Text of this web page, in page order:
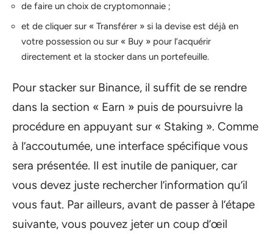
de faire un choix de cryptomonnaie ;
et de cliquer sur « Transférer » si la devise est déjà en
votre possession ou sur « Buy » pour l’acquérir
directement et la stocker dans un portefeuille.
Pour stacker sur Binance, il suffit de se rendre
dans la section « Earn » puis de poursuivre la
procédure en appuyant sur « Staking ». Comme
à l’accoutumée, une interface spécifique vous
sera présentée. Il est inutile de paniquer, car
vous devez juste rechercher l’information qu’il
vous faut. Par ailleurs, avant de passer à l’étape
suivante, vous pouvez jeter un coup d’œil